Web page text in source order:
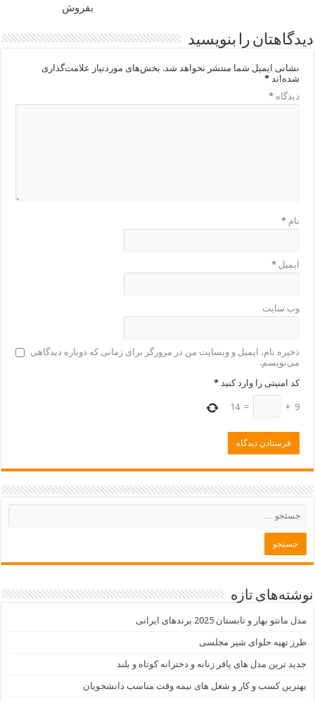
بفروش
دیدگاهتان را بنویسید
نشانی ایمیل شما منتشر نخواهد شد. بخش‌های موردنیاز علامت‌گذاری
شده‌اند*
دیدگاه*
نام*
ایمیل*
وب‌ سایت
ذخیره نام، ایمیل و وبسایت من در مرورگر برای زمانی که دوباره دیدگاهی
می‌نویسم.
کد امنیتی را وارد کنید *
9
+
=
14
نوشته‌های تازه
مدل مانتو بهار و تابستان 2025 برندهای ایرانی
طرز تهیه حلوای شیر مجلسی
جدید ترین مدل های پافر زنانه و دخترانه کوتاه و بلند
بهترین کسب و کار و شغل های نیمه وقت مناسب دانشجویان